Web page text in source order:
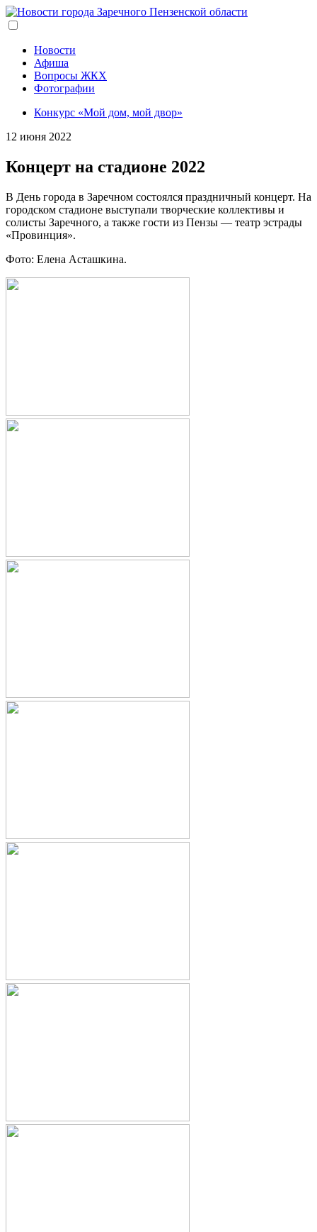
Перейти
к
содержанию
Новости
Афиша
Вопросы ЖКХ
Фотографии
Конкурс «Мой дом, мой двор»
12 июня 2022
Концерт на стадионе 2022
В День города в Заречном состоялся праздничный концерт. На
городском стадионе выступали творческие коллективы и
солисты Заречного, а также гости из Пензы — театр эстрады
«Провинция».
Фото: Елена Асташкина.